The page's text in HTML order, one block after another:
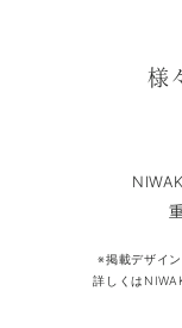
様
※掲載デザイ
詳しくは